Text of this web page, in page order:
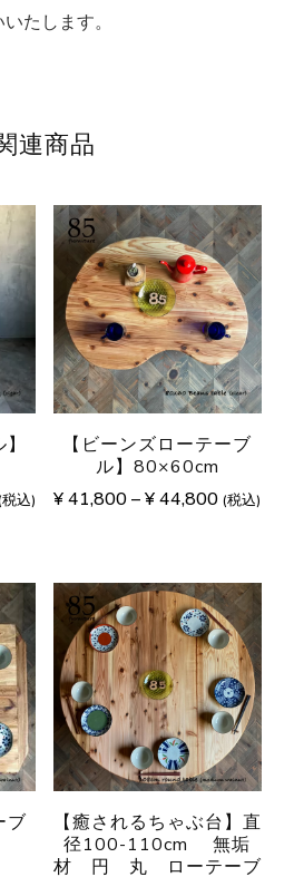
たします。
連商品
込)
【ビーンズローテーブ
ル】80×60cm
¥41,800–¥44,800 (税込)
ブ
【癒されるちゃぶ台】直
径100-110cm 無垢
材 円 丸 ローテーブ